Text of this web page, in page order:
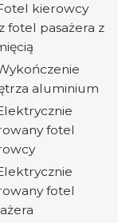
kierowcy
fotel pasażera z
aluminium
fotel
fotel